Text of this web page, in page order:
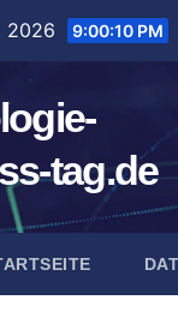
2026 9:00:11 PM
tag.de